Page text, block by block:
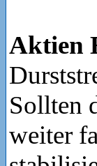
Aktien
Sollten
weiter